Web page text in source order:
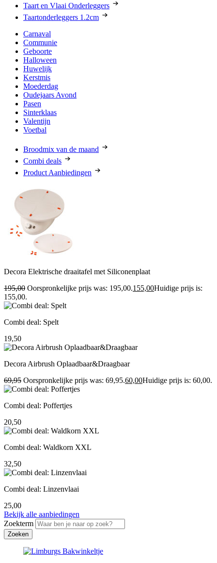
Taart en Vlaai Onderleggers
Taartonderleggers 1.2cm
Carnaval
Communie
Geboorte
Halloween
Huwelijk
Kerstmis
Moederdag
Oudejaars Avond
Pasen
Sinterklaas
Valentijn
Voetbal
Broodmix van de maand
Combi deals
Product Aanbiedingen
Decora Elektrische draaitafel met Siliconenplaat
195,00 Oorspronkelijke prijs was: 195,00.155,00Huidige prijs is:
155,00.
Combi deal: Spelt
19,50
Decora Airbrush Oplaadbaar&Draagbaar
69,95 Oorspronkelijke prijs was: 69,95.60,00Huidige prijs is: 60,00.
Combi deal: Poffertjes
20,50
Combi deal: Waldkorn XXL
32,50
Combi deal: Linzenvlaai
25,00
Bekijk alle aanbiedingen
Zoekterm